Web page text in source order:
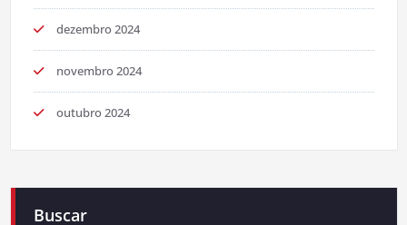
dezembro 2024
novembro 2024
outubro 2024
Buscar